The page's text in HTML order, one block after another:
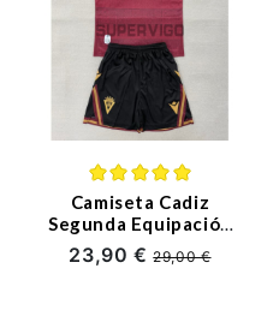
Camiseta Cadiz
Segunda Equipación
2025/2026 Rojo
Oscuro Niño Kit con
23,90 €29,00 €